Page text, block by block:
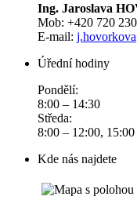
Ing. Jaroslava
Mob: +420 720
E-mail:
Úřední hodiny
Pondělí:
8:00 – 14:30
Středa:
8:00 – 12:00,
Kde nás najdete